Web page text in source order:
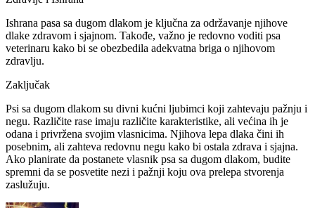
Ishrana pasa sa dugom dlakom je ključna za održavanje njihove
dlake zdravom i sjajnom. Takođe, važno je redovno voditi psa
veterinaru kako bi se obezbedila adekvatna briga o njihovom
zdravlju.
Zaključak
Psi sa dugom dlakom su divni kućni ljubimci koji zahtevaju pažnju i
negu. Različite rase imaju različite karakteristike, ali većina ih je
odana i privržena svojim vlasnicima. Njihova lepa dlaka čini ih
posebnim, ali zahteva redovnu negu kako bi ostala zdrava i sjajna.
Ako planirate da postanete vlasnik psa sa dugom dlakom, budite
spremni da se posvetite nezi i pažnji koju ova prelepa stvorenja
zaslužuju.